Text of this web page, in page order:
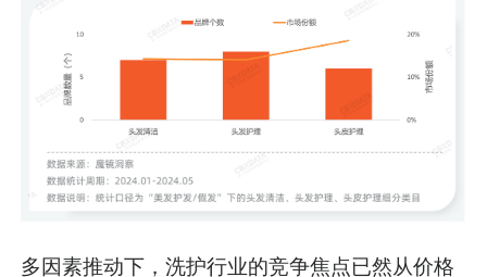
多因素推动下，洗护行业的竞争焦点已然从价格